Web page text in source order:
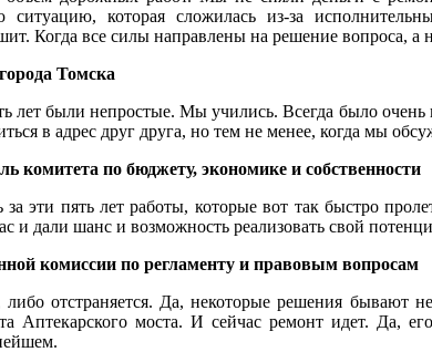
ситуацию, которая сложилась из-за
Когда все силы направлены на решение вопроса, а
Томска
лет были непростые. Мы учились. Всегда было
в адрес друг друга, но тем не менее, когда мы
комитета по бюджету, экономике и собственности
эти пять лет работы, которые вот так быстро
и дали шанс и возможность реализовать свой
комиссии по регламенту и правовым вопросам
отстраняется. Да, некоторые решения
Аптекарского моста. И сейчас ремонт идет. Да,